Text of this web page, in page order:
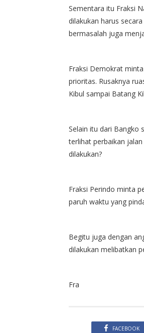
Sementara itu Fraksi
dilakukan harus
bermasalah juga
Fraksi Demokrat
prioritas. Rusaknya
Kibul sampai Batang
Selain itu dari Bangko
terlihat perbaikan
dilakukan?
Fraksi Perindo minta
paruh waktu yang
Begitu juga dengan
dilakukan melibatkan
Fra
FACEBOOK